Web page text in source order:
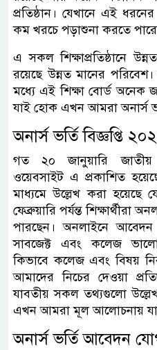
প্রতিষ্ঠান। যেখানে এই
কম খরচে পড়াশুনা করতে
এ সকল শিক্ষাপ্রতিষ্ঠানে
রয়েছে উন্নত মানের
মধ্যে এই শিক্ষা বোর্ড অনেক
যাই হোক এখন আমরা অনার্স
অনার্স ভর্তি বিজ্ঞপ্তি
গত ২০ জানুয়ারি জাতীয়
ওয়েবসাইট এ প্রকাশিত
মাধ্যমে উল্লেখ করা হয়েছে
ফেব্রুয়ারি পর্যন্ত
পারছেন। অনলাইনে
সাবজেক্ট এবং কলেজ
কিভাবে কলেজ এবং বিষয়
আমাদের নিচের দেওয়া
যাবতীয় সকল তথ্যগুলো
এখন আমরা মূল আলোচনায়
অনার্স ভর্তি আবেদন